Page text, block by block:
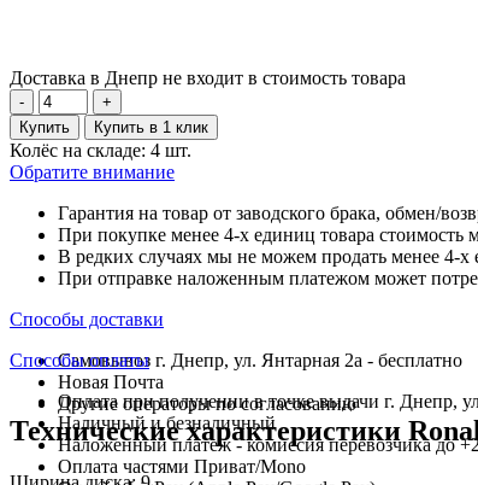
Доставка в Днепр не входит в стоимость товара
-
+
Купить
Купить в 1 клик
Колёс на складе: 4 шт.
Обратите внимание
Гарантия на товар от заводского брака, обмен/
При покупке менее 4-х единиц товара стоимость
В редких случаях мы не можем продать менее 4-х
При отправке наложенным платежом может
Способы доставки
Самовывоз г. Днепр, ул. Янтарная 2а - бесплатно
Новая Почта
Другие операторы по согласованию
Способы оплаты
Оплата при получении в точке выдачи г. Днепр,
Наличный и безналичный
Наложенный платеж - комиссия перевозчика до
Оплата частями Приват/Mono
Технические характеристики